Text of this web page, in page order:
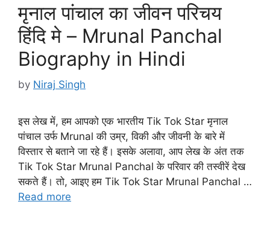
मृनाल पांचाल का जीवन परिचय
हिंदि मे – Mrunal Panchal
Biography in Hindi
by Niraj Singh
इस लेख में, हम आपको एक भारतीय Tik Tok Star मृनाल
पांचाल उर्फ Mrunal की उम्र, विकी और जीवनी के बारे में
विस्तार से बताने जा रहे हैं। इसके अलावा, आप लेख के अंत तक
Tik Tok Star Mrunal Panchal के परिवार की तस्वीरें देख
सकते हैं। तो, आइए हम Tik Tok Star Mrunal Panchal …
Read more